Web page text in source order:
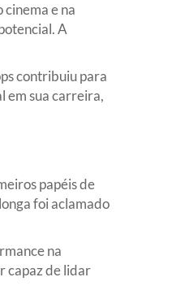
e na
A
contribuiu para
em sua carreira,
papéis de
foi aclamado
na
capaz de lidar